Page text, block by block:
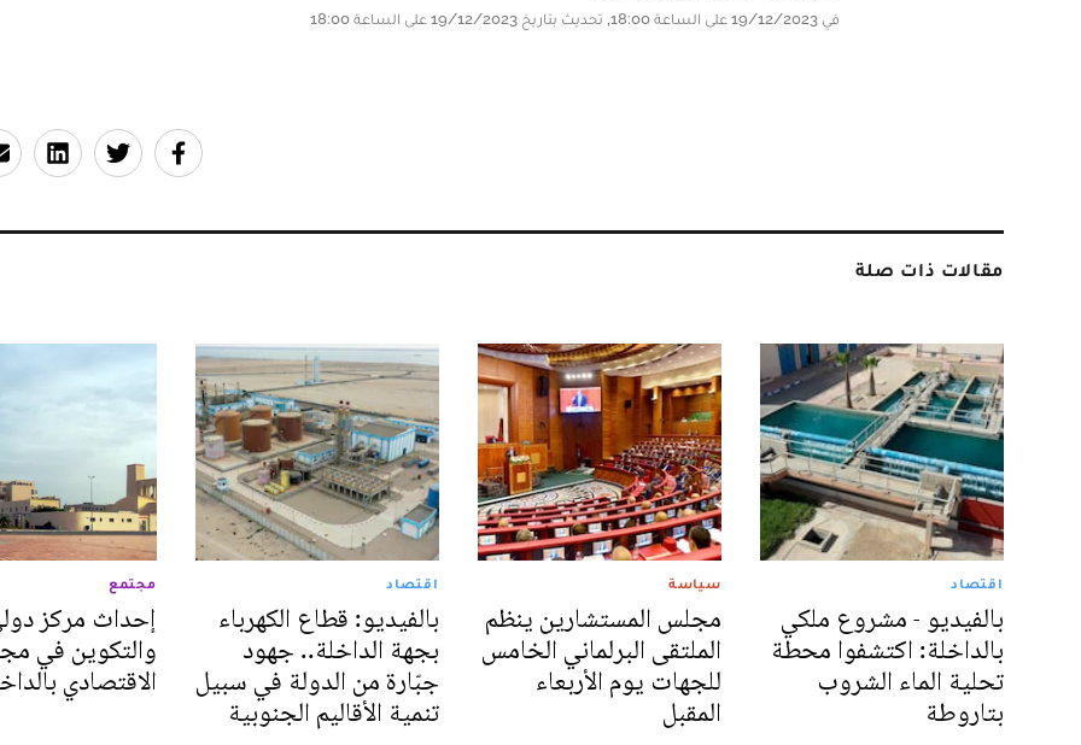
في 19/12/2023 على الساعة 18:00, تحديث بتاريخ 19/12/2023 على الساعة 18:00
مقالات ذات صلة
اقتصاد
بالفيديو - مشروع ملكي
بالداخلة: اكتشفوا محطة
تحلية الماء الشروب
بتاروطة
سياسة
مجلس المستشارين ينظم
الملتقى البرلماني الخامس
للجهات يوم الأربعاء
المقبل
اقتصاد
بالفيديو: قطاع الكهرباء
بجهة الداخلة.. جهود
جبّارة من الدولة في سبيل
تنمية الأقاليم الجنوبية
مجتمع
إحداث مركز
والتكوين في
الاقتصادي